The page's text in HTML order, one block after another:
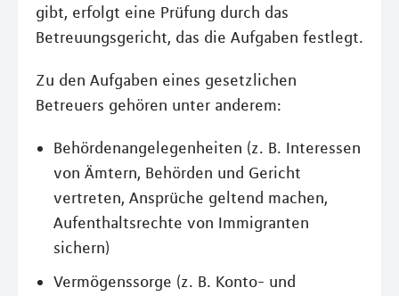
gibt, erfolgt eine Prüfung durch das
Betreuungsgericht, das die Aufgaben festlegt.
Zu den Aufgaben eines gesetzlichen
Betreuers gehören unter anderem:
Behördenangelegenheiten (z. B. Interessen
von Ämtern, Behörden und Gericht
vertreten, Ansprüche geltend machen,
Aufenthaltsrechte von Immigranten
sichern)
Vermögenssorge (z. B. Konto- und